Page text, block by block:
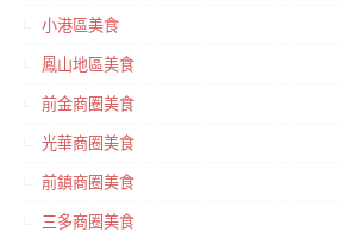
小港區美食
鳳山地區美食
前金商圈美食
光華商圈美食
前鎮商圈美食
三多商圈美食